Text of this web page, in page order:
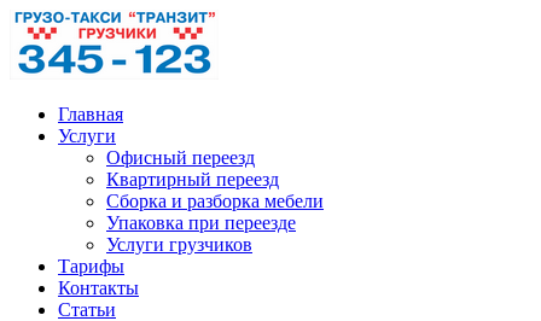
Главная
Услуги
Офисный переезд
Квартирный переезд
Сборка и разборка мебели
Упаковка при переезде
Услуги грузчиков
Тарифы
Контакты
Статьи